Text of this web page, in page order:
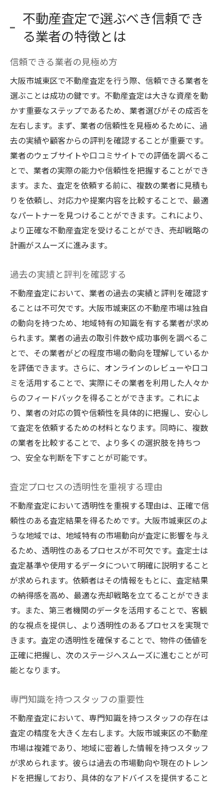
不動産査定で選ぶべき信頼でき
る業者の特徴とは
信頼できる業者の見極め方
大阪市城東区で不動産査定を行う際、信頼できる業者を
選ぶことは成功の鍵です。不動産査定は大きな資産を動
かす重要なステップであるため、業者選びがその成否を
左右します。まず、業者の信頼性を見極めるために、過
去の実績や顧客からの評判を確認することが重要です。
業者のウェブサイトや口コミサイトでの評価を調べるこ
とで、業者の実際の能力や信頼性を把握することができ
ます。また、査定を依頼する前に、複数の業者に見積も
りを依頼し、対応力や提案内容を比較することで、最適
なパートナーを見つけることができます。これにより、
より正確な不動産査定を受けることができ、売却戦略の
計画がスムーズに進みます。
過去の実績と評判を確認する
不動産査定において、業者の過去の実績と評判を確認す
ることは不可欠です。大阪市城東区の不動産市場は独自
の動向を持つため、地域特有の知識を有する業者が求め
られます。業者の過去の取引件数や成功事例を調べるこ
とで、その業者がどの程度市場の動向を理解しているか
を評価できます。さらに、オンラインのレビューや口コ
ミを活用することで、実際にその業者を利用した人々か
らのフィードバックを得ることができます。これによ
り、業者の対応の質や信頼性を具体的に把握し、安心し
て査定を依頼するための材料となります。同時に、複数
の業者を比較することで、より多くの選択肢を持ちつ
つ、安全な判断を下すことが可能です。
査定プロセスの透明性を重視する理由
不動産査定において透明性を重視する理由は、正確で信
頼性のある査定結果を得るためです。大阪市城東区のよ
うな地域では、地域特有の市場動向が査定に影響を与え
るため、透明性のあるプロセスが不可欠です。査定士は
査定基準や使用するデータについて明確に説明すること
が求められます。依頼者はその情報をもとに、査定結果
の納得感を高め、最適な売却戦略を立てることができま
す。また、第三者機関のデータを活用することで、客観
的な視点を提供し、より透明性のあるプロセスを実現で
きます。査定の透明性を確保することで、物件の価値を
正確に把握し、次のステージへスムーズに進むことが可
能となります。
専門知識を持つスタッフの重要性
不動産査定において、専門知識を持つスタッフの存在は
査定の精度を大きく左右します。大阪市城東区の不動産
市場は複雑であり、地域に密着した情報を持つスタッフ
が求められます。彼らは過去の市場動向や現在のトレン
ドを把握しており、具体的なアドバイスを提供すること